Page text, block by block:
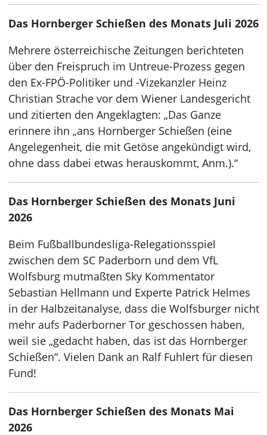
Das Hornberger Schießen des Monats Juli 2026
Mehrere österreichische Zeitungen berichteten
über den Freispruch im Untreue-Prozess gegen
den Ex-FPÖ-Politiker und -Vizekanzler Heinz
Christian Strache vor dem Wiener Landesgericht
und zitierten den Angeklagten: „Das Ganze
erinnere ihn „ans Hornberger Schießen (eine
Angelegenheit, die mit Getöse angekündigt wird,
ohne dass dabei etwas herauskommt, Anm.).“
Das Hornberger Schießen des Monats Juni
2026
Beim Fußballbundesliga-Relegationsspiel
zwischen dem SC Paderborn und dem VfL
Wolfsburg mutmaßten Sky Kommentator
Sebastian Hellmann und Experte Patrick Helmes
in der Halbzeitanalyse, dass die Wolfsburger nicht
mehr aufs Paderborner Tor geschossen haben,
weil sie „gedacht haben, das ist das Hornberger
Schießen“. Vielen Dank an Ralf Fuhlert für diesen
Fund!
Das Hornberger Schießen des Monats Mai
2026